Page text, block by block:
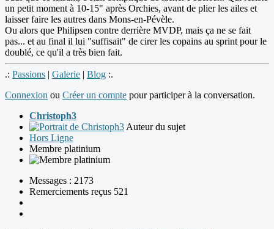
un petit moment à 10-15" après Orchies, avant de plier les ailes et
laisser faire les autres dans Mons-en-Pévèle.
Ou alors que Philipsen contre derrière MVDP, mais ça ne se fait
pas... et au final il lui "suffisait" de cirer les copains au sprint pour le
doublé, ce qu'il a très bien fait.
.: Passions | Galerie | Blog :.
Connexion ou Créer un compte pour participer à la conversation.
Christoph3
Auteur du sujet
Hors Ligne
Membre platinium
Messages : 2173
Remerciements reçus 521